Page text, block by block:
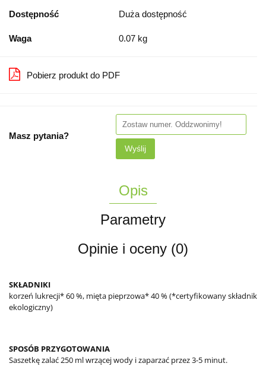
Dostępność Duża dostępność
Waga 0.07 kg
Pobierz produkt do PDF
Masz pytania?
Wyślij
Opis
Parametry
Opinie i oceny (0)
SKŁADNIKI
korzeń lukrecji* 60 %, mięta pieprzowa* 40 % (*certyfikowany składnik
ekologiczny)
SPOSÓB PRZYGOTOWANIA
Saszetkę zalać 250 ml wrzącej wody i zaparzać przez 3-5 minut.